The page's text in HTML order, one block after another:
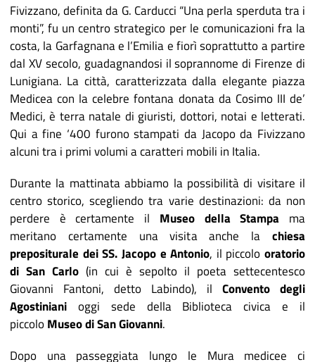
Fivizzano, definita da G. Carducci “Una perla sperduta tra i
monti”, fu un centro strategico per le comunicazioni fra la
costa, la Garfagnana e l’Emilia e fiorì soprattutto a partire
dal XV secolo, guadagnandosi il soprannome di Firenze di
Lunigiana. La città, caratterizzata dalla elegante piazza
Medicea con la celebre fontana donata da Cosimo III de’
Medici, è terra natale di giuristi, dottori, notai e letterati.
Qui a fine ‘400 furono stampati da Jacopo da Fivizzano
alcuni tra i primi volumi a caratteri mobili in Italia.
Durante la mattinata abbiamo la possibilità di visitare il
centro storico, scegliendo tra varie destinazioni: da non
perdere è certamente il Museo della Stampa ma
meritano certamente una visita anche lachiesa
prepositurale dei SS. Jacopo e Antonio, il piccolooratorio
di San Carlo(in cui è sepolto il poeta settecentesco
Giovanni Fantoni, detto Labindo), ilConvento degli
Agostinianioggi sede della Biblioteca civica e il
piccoloMuseo di San Giovanni.
Dopo una passeggiata lungo le Mura medicee ci